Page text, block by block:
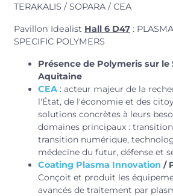
TERAKALIS / SOPARA / CEA
Pavillon Idealist Hall 6 D47 :
SPECIFIC POLYMERS
Présence de Polymeris sur le
Aquitaine
CEA : acteur majeur de la
l'État, de l'économie et des
solutions concrètes à leurs
domaines principaux :
transition numérique,
médecine du futur, défense et
Coating Plasma Innovation /
Conçoit et produit les
avancés de traitement par